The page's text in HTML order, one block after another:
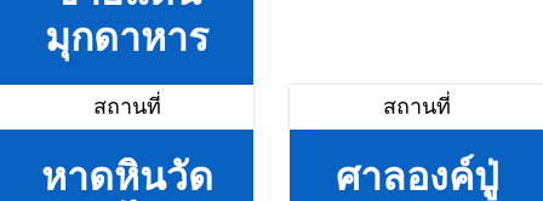
มุกดาหาร
สถานที่
หาดหินวัด
สถานที่
ศาลองค์ปู่